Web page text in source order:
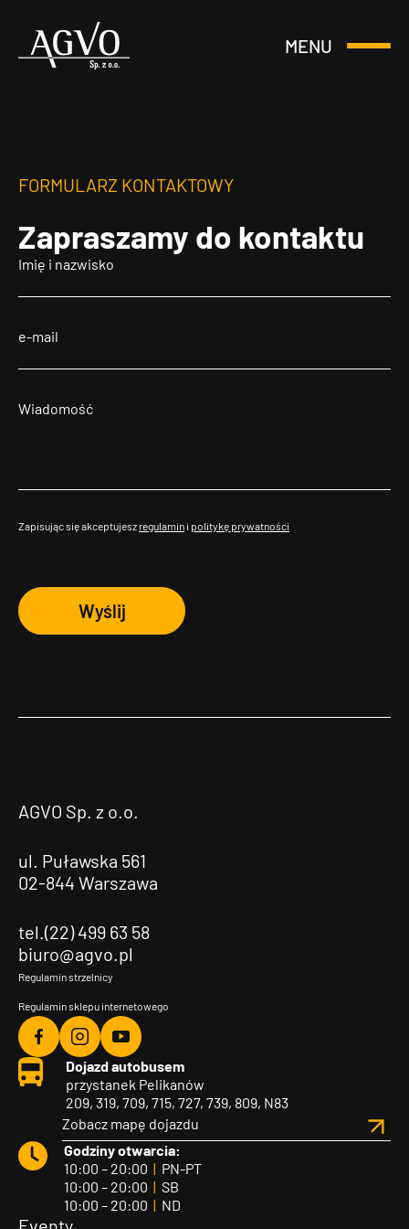
Header
MENU
Otwórz
FORMULARZ KONTAKTOWY
Zapraszamy do kontaktu
Zapisując się akceptujesz regulamin i politykę prywatności
Wyślij
AGVO Sp. z o.o.
ul. Puławska 561
02-844 Warszawa
tel.(22) 499 63 58
biuro@agvo.pl
Regulamin strzelnicy
Regulamin sklepu internetowego
Agvo
Facebook
Agvo
Instagram
Agvo
YouTube
Dojazd autobusem
przystanek Pelikanów
209, 319, 709, 715, 727, 739, 809, N83
Zobacz mapę dojazdu
Godziny otwarcia:
10:00 – 20:00 | PN-PT
10:00 – 20:00 | SB
10:00 – 20:00 | ND